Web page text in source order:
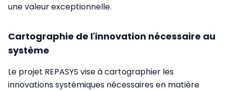
une valeur exceptionnelle.
Cartographie de l'innovation nécessaire au
système
Le projet REPASYS vise à cartographier les
innovations systémiques nécessaires en matière